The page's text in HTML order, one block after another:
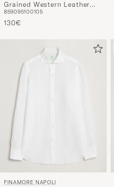
Grained Western Leather
Belt 2,5 cm Brown
859095100105
130€
FINAMORE NAPOLI